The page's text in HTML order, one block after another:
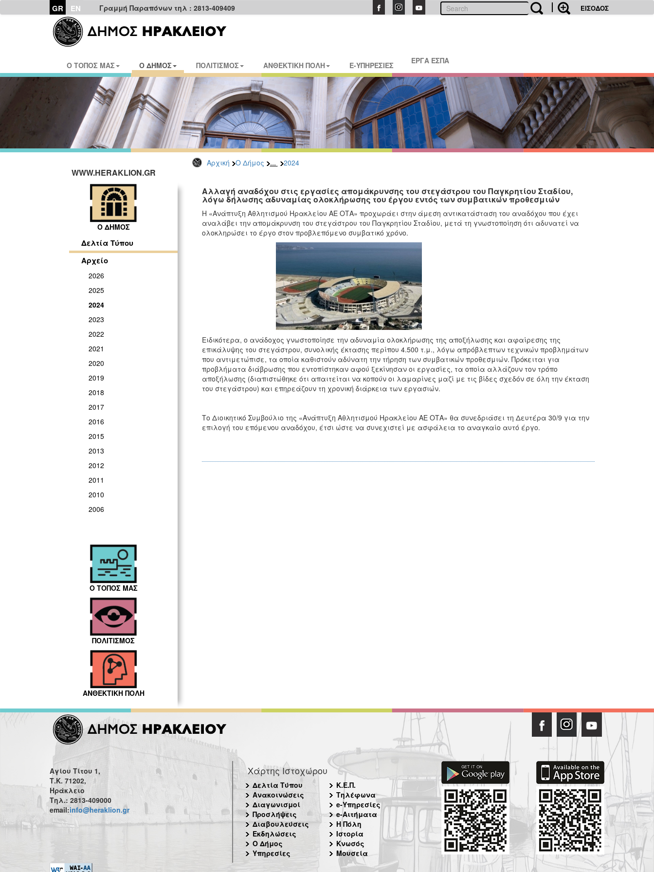
GR EN Γραμμή Παραπόνων τηλ : 2813-409409 ΕΙΣΟΔΟΣ
Ο ΤΟΠΟΣ ΜΑΣ Ο ΔΗΜΟΣ ΠΟΛΙΤΙΣΜΟΣ ΑΝΘΕΚΤΙΚΗ ΠΟΛΗ E-ΥΠΗΡΕΣΙΕΣ ΕΡΓΑ ΕΣΠΑ
Αρχική Ο Δήμος ... 2024
WWW.HERAKLION.GR
Ο ΔΗΜΟΣ
Δελτία Τύπου
Αρχείο
2026
2025
2024
2023
2022
2021
2020
2019
2018
2017
2016
2015
2013
2012
2011
2010
2006
Ο ΤΟΠΟΣ ΜΑΣ
ΠΟΛΙΤΙΣΜΟΣ
ΑΝΘΕΚΤΙΚΗ ΠΟΛΗ
Αλλαγή αναδόχου στις εργασίες απομάκρυνσης του στεγάστρου του Παγκρητίου Σταδίου,
λόγω δήλωσης αδυναμίας ολοκλήρωσης του έργου εντός των συμβατικών προθεσμιών
Η «Ανάπτυξη Αθλητισμού Ηρακλείου ΑΕ ΟΤΑ» προχωράει στην άμεση αντικατάσταση του αναδόχου που έχει
αναλάβει την απομάκρυνση του στεγάστρου του Παγκρητίου Σταδίου, μετά τη γνωστοποίηση ότι αδυνατεί να
ολοκληρώσει το έργο στον προβλεπόμενο συμβατικό χρόνο.
Ειδικότερα, ο ανάδοχος γνωστοποίησε την αδυναμία ολοκλήρωσης της αποξήλωσης και αφαίρεσης της
επικάλυψης του στεγάστρου, συνολικής έκτασης περίπου 4.500 τ.μ., λόγω απρόβλεπτων τεχνικών προβλημάτων
που αντιμετώπισε, τα οποία καθιστούν αδύνατη την τήρηση των συμβατικών προθεσμιών. Πρόκειται για
προβλήματα διάβρωσης που εντοπίστηκαν αφού ξεκίνησαν οι εργασίες, τα οποία αλλάζουν τον τρόπο
αποξήλωσης (διαπιστώθηκε ότι απαιτείται να κοπούν οι λαμαρίνες μαζί με τις βίδες σχεδόν σε όλη την έκταση
του στεγάστρου) και επηρεάζουν τη χρονική διάρκεια των εργασιών.
Το Διοικητικό Συμβούλιο της «Ανάπτυξη Αθλητισμού Ηρακλείου ΑΕ ΟΤΑ» θα συνεδριάσει τη Δευτέρα 30/9 για την
επιλογή του επόμενου αναδόχου, έτσι ώστε να συνεχιστεί με ασφάλεια το αναγκαίο αυτό έργο.
Αγίου Τίτου 1,
Τ.Κ. 71202,
Ηράκλειο
Τηλ.: 2813-409000
email:info@heraklion.gr
Χάρτης Ιστοχώρου
Δελτία Τύπου
Ανακοινώσεις
Διαγωνισμοί
Προσλήψεις
Διαβουλεύσεις
Εκδηλώσεις
Ο Δήμος
Υπηρεσίες
Κ.Ε.Π.
Τηλέφωνα
e-Υπηρεσίες
e-Αιτήματα
Η Πόλη
Ιστορία
Κνωσός
Μουσεία